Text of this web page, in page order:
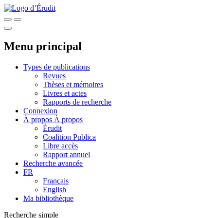
Menu principal
Types de publications
Revues
Thèses et mémoires
Livres et actes
Rapports de recherche
Connexion
À propos À propos
Érudit
Coalition Publica
Libre accès
Rapport annuel
Recherche avancée
FR
Français
English
Ma bibliothèque
Recherche simple